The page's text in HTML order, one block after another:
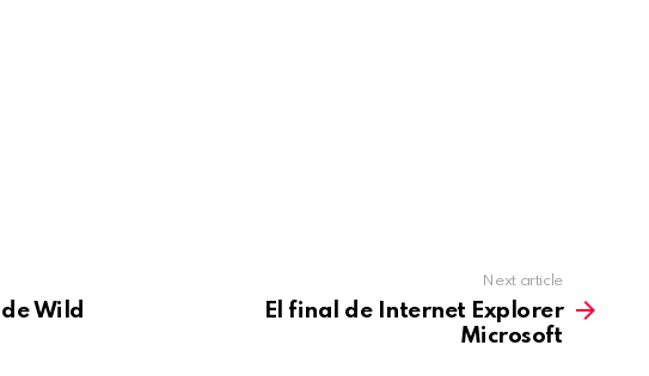
Wild
Next article
El final de Internet Explorer
Microsoft